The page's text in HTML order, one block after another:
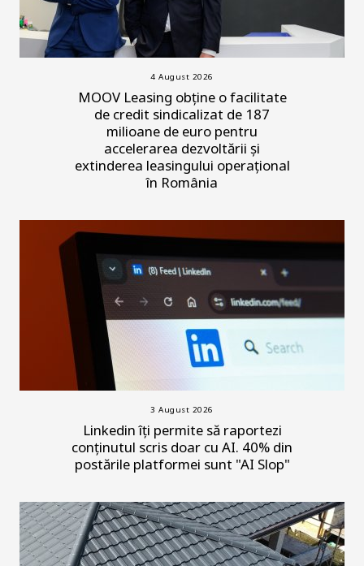
4 August 2026
MOOV Leasing obține o facilitate
de credit sindicalizat de 187
milioane de euro pentru
accelerarea dezvoltării și
extinderea leasingului operațional
în România
3 August 2026
Linkedin îți permite să raportezi
conținutul scris doar cu AI. 40% din
postările platformei sunt "AI Slop"